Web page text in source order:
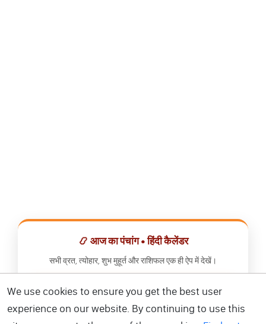
📿 आज का पंचांग • हिंदी कैलेंडर
सभी व्रत, त्योहार, शुभ मुहूर्त और राशिफल एक ही ऐप में देखें।
📅 हिंदी कैलेंडर ऐप डाउनलोड करें
We use cookies to ensure you get the best user
experience on our website. By continuing to use this